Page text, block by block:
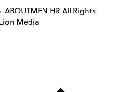
ABOUTMEN.HR All Rights
Media